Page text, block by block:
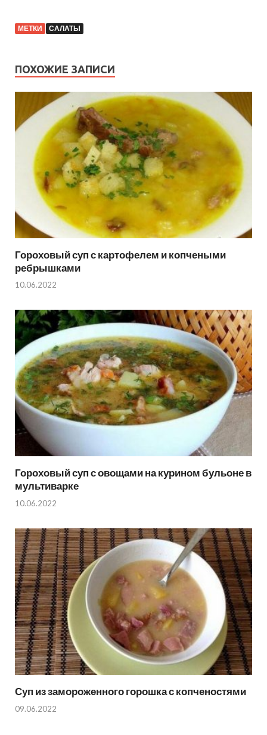
МЕТКИ САЛАТЫ
ПОХОЖИЕ ЗАПИСИ
Гороховый суп с картофелем и копчеными
ребрышками
10.06.2022
Гороховый суп с овощами на курином бульоне в
мультиварке
10.06.2022
Суп из замороженного горошка с копченостями
09.06.2022